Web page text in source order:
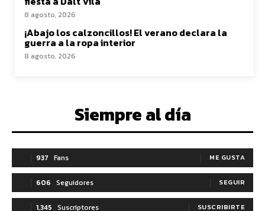
8 agosto, 2026
¡Abajo los calzoncillos! El verano declara la
guerra a la ropa interior
8 agosto, 2026
Siempre al día
937 Fans ME GUSTA
606 Seguidores SEGUIR
1,345 Suscriptores SUSCRIBIRTE